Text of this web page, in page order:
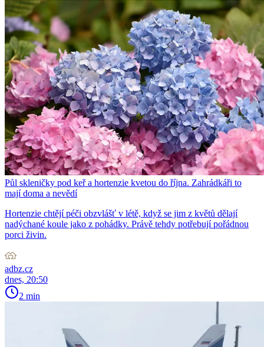
Půl skleničky pod keř a hortenzie kvetou do října. Zahrádkáři to
mají doma a nevědí
Hortenzie chtějí péči obzvlášť v létě, když se jim z květů dělají
nadýchané koule jako z pohádky. Právě tehdy potřebují pořádnou
porci živin.
adbz.cz
dnes, 20:50
2 min